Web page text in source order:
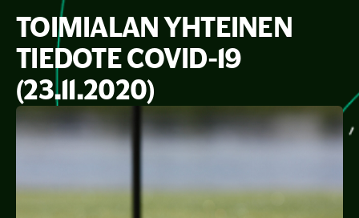
TOIMIALAN YHTEINEN
TIEDOTE COVID-19
(23.11.2020)